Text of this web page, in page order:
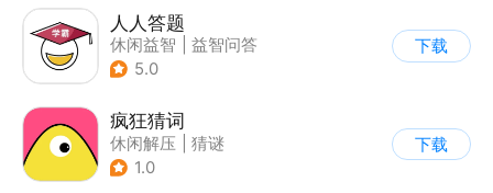
人人答题
休闲益智
益智问答
5.0
下载
疯狂猜词
休闲解压
猜谜
1.0
下载